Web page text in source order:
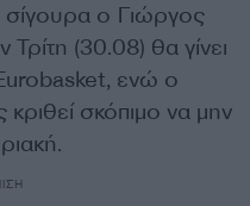
σίγουρα ο Γιώργος
Τρίτη (30.08) θα γίνει
, ενώ ο
σκόπιμο να μην